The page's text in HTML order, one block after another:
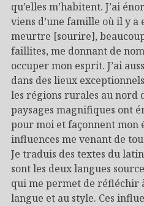
qu’elles m’habitent. J’ai
viens d’une famille où il y a
meurtre [sourire],
faillites, me donnant de
occuper mon esprit. J’ai
dans des lieux
les régions rurales au nord
paysages magnifiques ont
pour moi et façonnent mon
influences me venant de
Je traduis des textes du
sont les deux langues
qui me permet de réfléchir
langue et au style. Ces